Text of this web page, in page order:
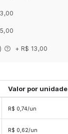
+ R$ 13,00
Valor por unidade
R$ 0,74/un
R$ 0,62/un